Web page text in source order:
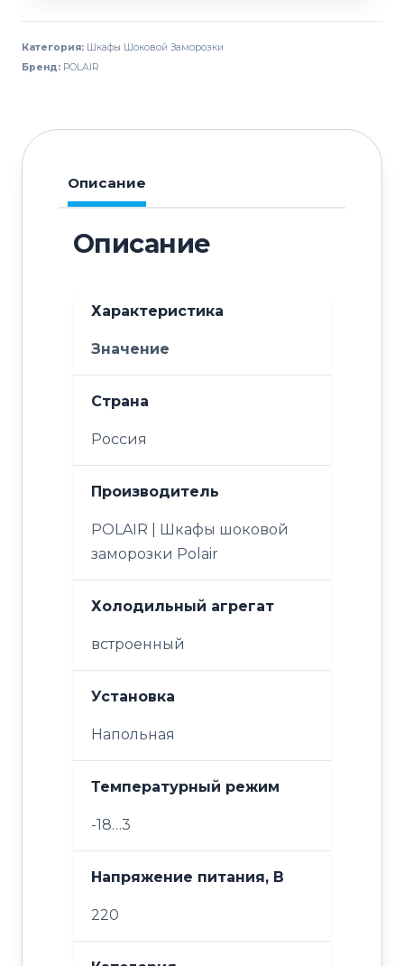
заморозки
POLAIR
Категория: Шкафы Шоковой Заморозки
Бренд: POLAIR
Описание
Описание
Характеристика
Значение
Страна
Россия
Производитель
POLAIR | Шкафы шоковой
заморозки Polair
Холодильный агрегат
встроенный
Установка
Напольная
Температурный режим
-18…3
Напряжение питания, В
220